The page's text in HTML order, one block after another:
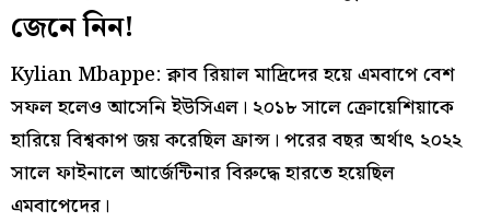
জেনে নিন!
Kylian Mbappe: ক্নাব রিয়াল মাদ্রিদের হয়ে এমবাপে বেশ
সফল হলেও আসেনি ইউসিএল। ২০১৮ সালে ক্রোয়েশিয়াকে
হারিয়ে বিশ্বকাপ জয় করেছিল ফ্রান্স। পরের বছর অর্থাৎ ২০২২
সালে ফাইনালে আর্জেন্টিনার বিরুদ্ধে হারতে হয়েছিল
এমবাপেদের।